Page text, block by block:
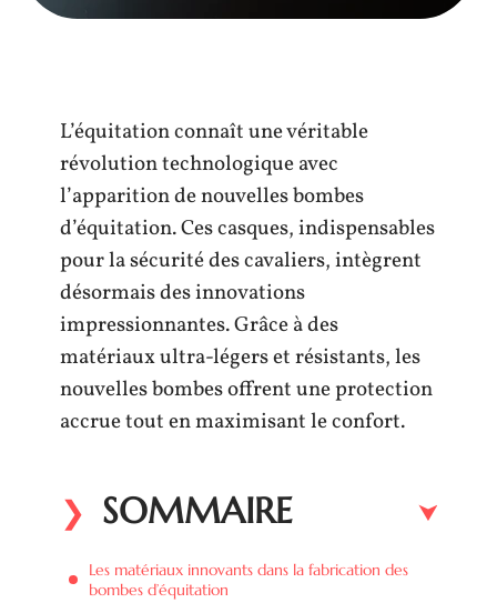
L’équitation connaît une véritable
révolution technologique avec
l’apparition de nouvelles bombes
d’équitation. Ces casques, indispensables
pour la sécurité des cavaliers, intègrent
désormais des innovations
impressionnantes. Grâce à des
matériaux ultra-légers et résistants, les
nouvelles bombes offrent une protection
accrue tout en maximisant le confort.
SOMMAIRE
Les matériaux innovants dans la fabrication des
bombes d’équitation